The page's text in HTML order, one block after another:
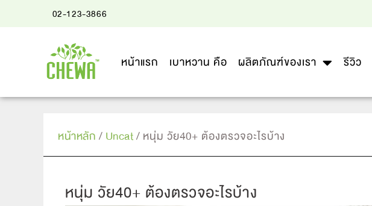
02-123-3866
หน้าแรก เบาหวาน คือ ผลิตภัณฑ์ของเรา รีวิว
หน้าหลัก/Uncat/ หนุ่ม วัย40+ ต้องตรวจอะไรบ้าง
หนุ่ม วัย40+ ต้องตรวจอะไรบ้าง